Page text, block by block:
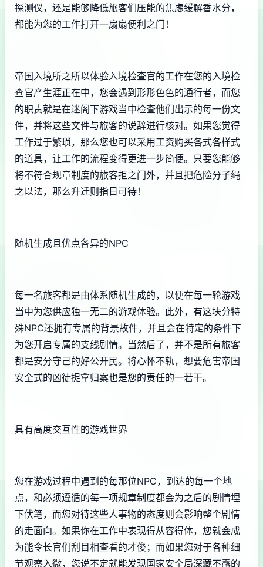
探测仪，还是能够降低旅客们压能的焦虑缓解香水分，
都能为您的工作打开一扇扇便利之门！
帝国入境所之所以体验入境检查官的工作在您的入境检
查官产生涯正在中，您会遇到形形色色的通行者，而您
的职责就是在迷阁下游戏当中检查他们出示的每一份文
件，并将这些文件与旅客的说辞进行核对。如果您觉得
工作过于繁琐，那么您也可以采用工资购买各式各样式
的道具，让工作的流程变得更进一步简便。只要您能够
将不符合规章制度的旅客拒之门外，并且把危险分子绳
之以法，那么升迁则指日可待！
随机生成且优点各异的NPC
每一名旅客都是由体系随机生成的，以便在每一轮游戏
当中为您供应独一无二的游戏体验。此外，有这块分特
殊NPC还拥有专属的背景故件，并且会在特定的条件下
为您开启专属的支线剧情。当然后了，并不是所有旅客
都是安分守己的好公开民。将心怀不轨，想要危害帝国
安全式的凶徒捉拿归案也是您的责任的一若干。
具有高度交互性的游戏世界
您在游戏过程中遇到的每那位NPC，到达的每一个地
点，和必须遵循的每一项规章制度都会为之后的剧情埋
下伏笔，而您对待这些人事物的态度则会影响整个剧情
的走面向。如果你在工作中表现得从容得体，您就会成
为能令长官们刮目相查看的才俊；而如果您对于各种细
节观察入微，您说不定就能发现国家安全局深藏不露的